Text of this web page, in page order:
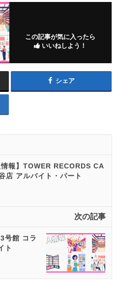
この記事が気に入ったら
いいねしよう！
シェア
情報】TOWER RECORDS CA
店 アルバイト・パート
次の記事
号館 コラ
ト